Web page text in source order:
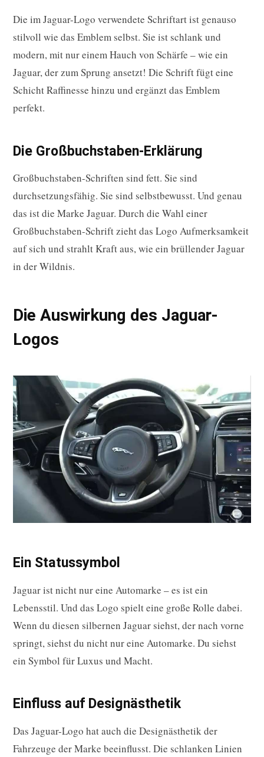
Die im Jaguar-Logo verwendete Schriftart ist genauso
stilvoll wie das Emblem selbst. Sie ist schlank und
modern, mit nur einem Hauch von Schärfe – wie ein
Jaguar, der zum Sprung ansetzt! Die Schrift fügt eine
Schicht Raffinesse hinzu und ergänzt das Emblem
perfekt.
Die Großbuchstaben-Erklärung
Großbuchstaben-Schriften sind fett. Sie sind
durchsetzungsfähig. Sie sind selbstbewusst. Und genau
das ist die Marke Jaguar. Durch die Wahl einer
Großbuchstaben-Schrift zieht das Logo Aufmerksamkeit
auf sich und strahlt Kraft aus, wie ein brüllender Jaguar
in der Wildnis.
Die Auswirkung des Jaguar-
Logos
Ein Statussymbol
Jaguar ist nicht nur eine Automarke – es ist ein
Lebensstil. Und das Logo spielt eine große Rolle dabei.
Wenn du diesen silbernen Jaguar siehst, der nach vorne
springt, siehst du nicht nur eine Automarke. Du siehst
ein Symbol für Luxus und Macht.
Einfluss auf Designästhetik
Das Jaguar-Logo hat auch die Designästhetik der
Fahrzeuge der Marke beeinflusst. Die schlanken Linien